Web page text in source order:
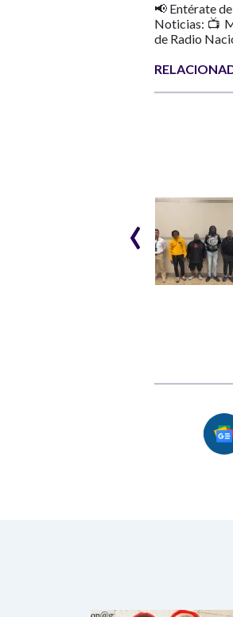
📢 Entérate
Noticias: 📺
de Radio
Medellín y el ICBF
trabajarán en
‹